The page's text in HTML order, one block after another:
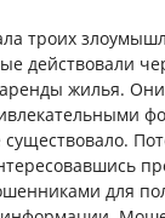
троих
действовали
жилья.
для